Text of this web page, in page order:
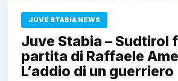
JUVE STABIA NEWS
Juve Stabia – Sudtirol
partita di Raffaele
L’addio di un guerriero